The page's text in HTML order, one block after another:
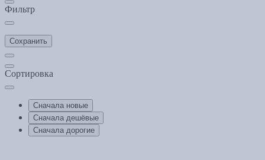
Фильтр
Сохранить
Сортировка
Сначала новые
Сначала дешёвые
Сначала дорогие